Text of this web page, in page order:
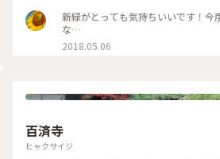
新緑がとっても気持ちいいです！今
な…
2018.05.06
百済寺
ヒャクサイジ